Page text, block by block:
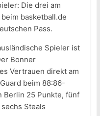
Die drei am
basketball.de
Pass.
Spieler ist
Bonner
Vertrauen direkt am
beim 88:86-
Berlin 25 Punkte, fünf
Steals